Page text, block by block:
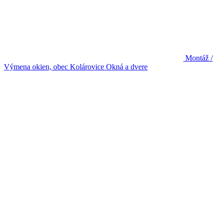
Montáž /
Výmena okien, obec Kolárovice Okná a dvere